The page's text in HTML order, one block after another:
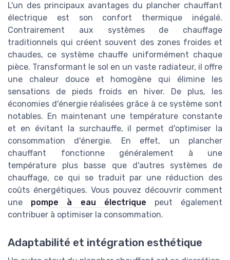
L'un des principaux avantages du plancher chauffant
électrique est son confort thermique inégalé.
Contrairement aux systèmes de chauffage
traditionnels qui créent souvent des zones froides et
chaudes, ce système chauffe uniformément chaque
pièce. Transformant le sol en un vaste radiateur, il offre
une chaleur douce et homogène qui élimine les
sensations de pieds froids en hiver. De plus, les
économies d'énergie réalisées grâce à ce système sont
notables. En maintenant une température constante
et en évitant la surchauffe, il permet d'optimiser la
consommation d'énergie. En effet, un plancher
chauffant fonctionne généralement à une
température plus basse que d'autres systèmes de
chauffage, ce qui se traduit par une réduction des
coûts énergétiques. Vous pouvez découvrir comment
une pompe à eau électrique peut également
contribuer à optimiser la consommation.
Adaptabilité et intégration esthétique